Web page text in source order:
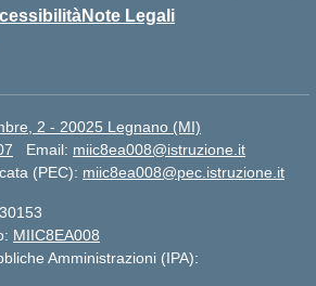
Note Legali
2 - 20025 Legnano (MI)
Email: miic8ea008@istruzione.it
(PEC): miic8ea008@pec.istruzione.it
MIIC8EA008
Amministrazioni (IPA):